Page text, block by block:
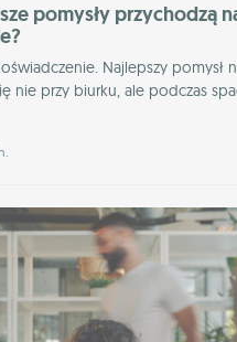
pomysły przychodzą
Najlepszy pomysł
nie przy biurku, ale podczas